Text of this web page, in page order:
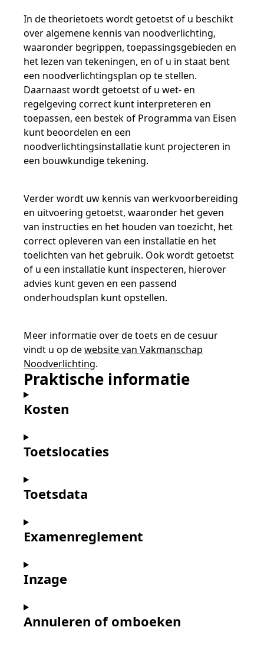
Snel naar
Bestellen
Jaarkalender
Nieuwsbrief Kijk- en luistertoetsen
Snel naar
Ondersteuning
Reken- en taalontwikkeling
Op de hoogte blijven
Training Examencommissie
Aanmelden nieuwsbrief ho
Snel naar
Academische Woordenschattoets
Onze opdrachtgevers
Alfabetisering
Snel naar
Alfa-toetsen Volwassenenonderwijs
Alfa-toetsen ISK
Snel naar
Meer (beroeps)examens
Vakmanschap Warmtepomp
Vakmanschap Zonnestroom
NLQF kwalificatie
Zorg & welzijn
Nienke Elijzen
Kim Hendriks-Cornelissen
Saila Kiriwenno-Dovermann
Peter van den Berg
Wouter Roelofs
Promotieonderzoek
Snel naar
Themadossier basisvaardigheden
Een toets beoordelen
De leeropbrengst van toetsen
Kennisbank Stichting Cito
Toetstechnische begrippenlijst
Werken bij
Docenten gezocht
Zzp-trainers gezocht
Stageopdrachten
Collega's aan het woord
In de theorietoets wordt getoetst of u beschikt
over algemene kennis van noodverlichting,
waaronder begrippen, toepassingsgebieden en
het lezen van tekeningen, en of u in staat bent
een noodverlichtingsplan op te stellen.
Daarnaast wordt getoetst of u wet- en
regelgeving correct kunt interpreteren en
toepassen, een bestek of Programma van Eisen
kunt beoordelen en een
noodverlichtingsinstallatie kunt projecteren in
een bouwkundige tekening.
Verder wordt uw kennis van werkvoorbereiding
en uitvoering getoetst, waaronder het geven
van instructies en het houden van toezicht, het
correct opleveren van een installatie en het
toelichten van het gebruik. Ook wordt getoetst
of u een installatie kunt inspecteren, hierover
advies kunt geven en een passend
onderhoudsplan kunt opstellen.
Meer informatie over de toets en de cesuur
vindt u op dewebsite van Vakmanschap
Noodverlichting.
Praktische informatie
Kosten
Toetslocaties
Toetsdata
Examenreglement
Inzage
Annuleren of omboeken